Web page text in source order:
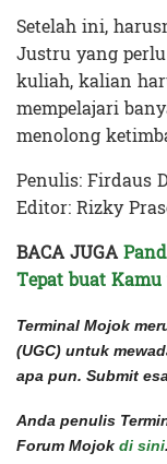
Setelah ini,
Justru yang
kuliah, kalian
mempelajari
menolong
Penulis: Firdaus
Editor: Rizky
BACA JUGA
Tepat buat
Terminal Mojok
(UGC) untuk
apa pun. Submit
Anda penulis
Forum Mojok di sini.